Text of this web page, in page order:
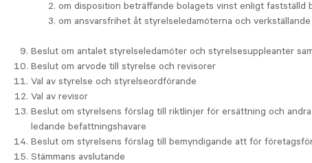
om disposition beträffande bolagets vinst enligt fastställd
om ansvarsfrihet åt styrelseledamöterna och
Beslut om antalet styrelseledamöter och styrelsesuppleanter
Beslut om arvode till styrelse och revisorer
Val av styrelse och styrelseordförande
Val av revisor
Beslut om styrelsens förslag till riktlinjer för ersättning och andra
ledande befattningshavare
Beslut om styrelsens förslag till bemyndigande att för
Stämmans avslutande